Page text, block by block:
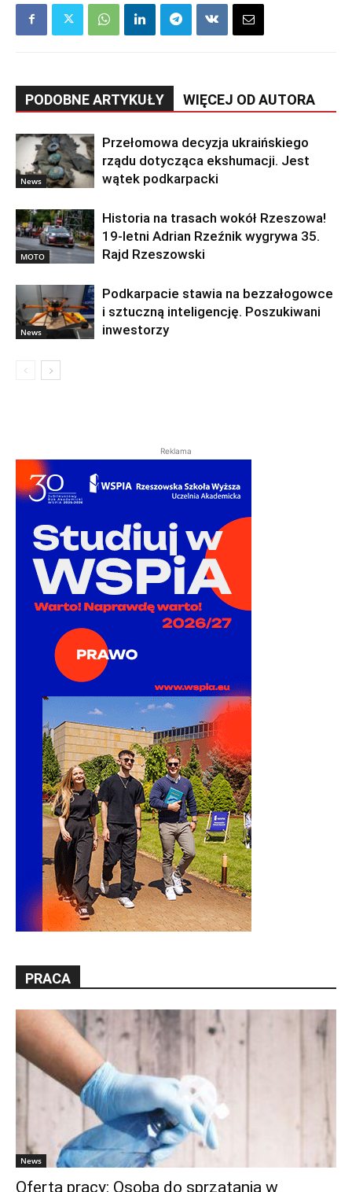
PODOBNE ARTYKUŁY WIĘCEJ OD AUTORA
News
Przełomowa decyzja ukraińskiego
rządu dotycząca ekshumacji. Jest
wątek podkarpacki
MOTO
Historia na trasach wokół Rzeszowa!
19-letni Adrian Rzeźnik wygrywa 35.
Rajd Rzeszowski
News
Podkarpacie stawia na bezzałogowce
i sztuczną inteligencję. Poszukiwani
inwestorzy
Reklama
PRACA
News
Oferta pracy: Osoba do sprzątania w